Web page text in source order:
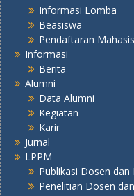
Informasi Lomba
Beasiswa
Pendaftaran
Informasi
Berita
Alumni
Data Alumni
Kegiatan
Karir
Jurnal
LPPM
Publikasi Dosen dan
Penelitian Dosen